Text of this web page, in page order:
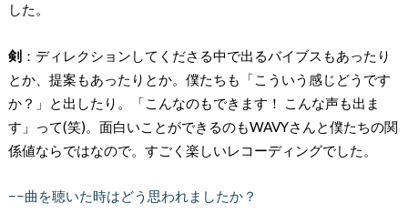
した。
剣：ディレクションしてくださる中で出るバイブスもあったり
とか、提案もあったりとか。僕たちも「こういう感じどうです
か？」と出したり。「こんなのもできます！ こんな声も出ま
す」って(笑)。面白いことができるのもWAVYさんと僕たちの関
係値ならではなので。すごく楽しいレコーディングでした。
−−曲を聴いた時はどう思われましたか？